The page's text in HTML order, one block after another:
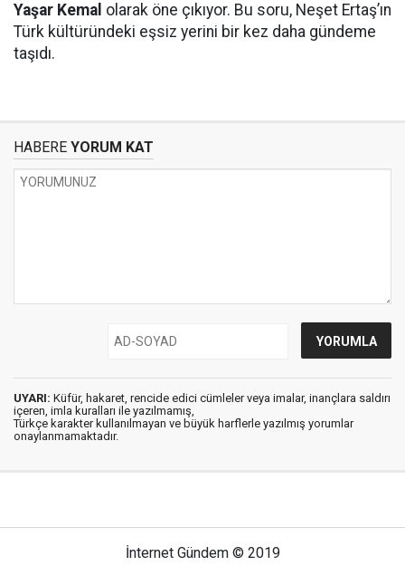
Yaşar Kemal olarak öne çıkıyor. Bu soru, Neşet Ertaş’ın
Türk kültüründeki eşsiz yerini bir kez daha gündeme
taşıdı.
HABERE YORUM KAT
UYARI: Küfür, hakaret, rencide edici cümleler veya imalar, inançlara saldırı
içeren, imla kuralları ile yazılmamış,
Türkçe karakter kullanılmayan ve büyük harflerle yazılmış yorumlar
onaylanmamaktadır.
İnternet Gündem © 2019